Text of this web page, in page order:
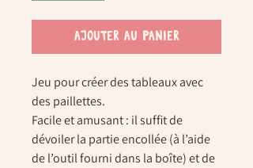
AJOUTER AU PANIER
Jeu pour créer des tableaux avec
des paillettes.
Facile et amusant : il suffit de
dévoiler la partie encollée (à l’aide
de l’outil fourni dans la boîte) et de